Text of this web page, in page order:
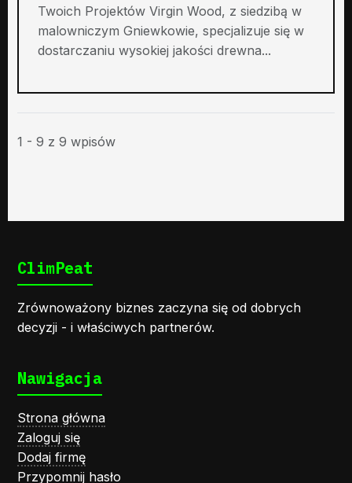
Twoich Projektów Virgin Wood, z siedzibą w
malowniczym Gniewkowie, specjalizuje się w
dostarczaniu wysokiej jakości drewna...
1 - 9 z 9 wpisów
ClimPeat
Zrównoważony biznes zaczyna się od dobrych
decyzji - i właściwych partnerów.
Nawigacja
Strona główna
Zaloguj się
Dodaj firmę
Przypomnij hasło